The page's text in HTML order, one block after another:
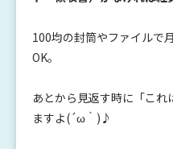
100均の封筒やファイルで
OK。
あとから見返す時に「これ
ますよ(´ω｀)♪